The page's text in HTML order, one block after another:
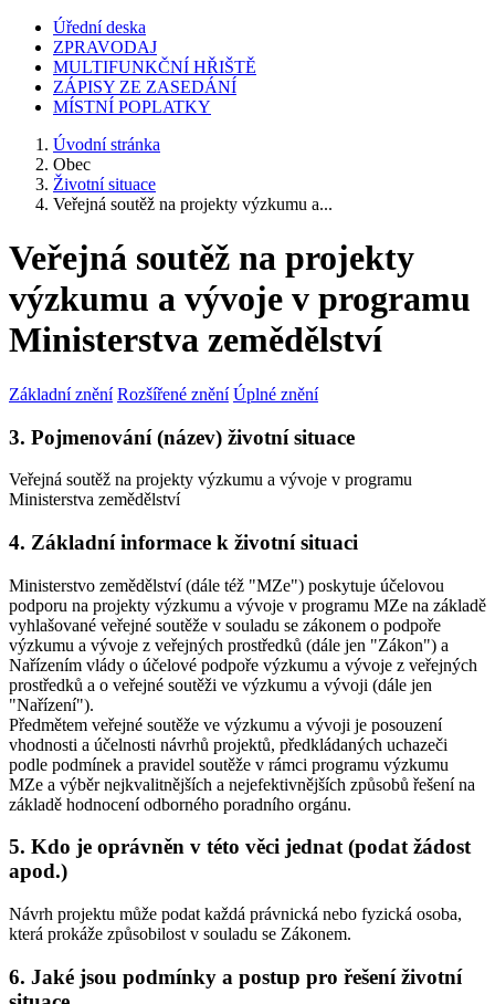
Úřední deska
ZPRAVODAJ
MULTIFUNKČNÍ HŘIŠTĚ
ZÁPISY ZE ZASEDÁNÍ
MÍSTNÍ POPLATKY
Úvodní stránka
Obec
Životní situace
Veřejná soutěž na projekty výzkumu a...
Veřejná soutěž na projekty
výzkumu a vývoje v programu
Ministerstva zemědělství
Základní znění Rozšířené znění Úplné znění
3. Pojmenování (název) životní situace
Veřejná soutěž na projekty výzkumu a vývoje v programu
Ministerstva zemědělství
4. Základní informace k životní situaci
Ministerstvo zemědělství (dále též "MZe") poskytuje účelovou
podporu na projekty výzkumu a vývoje v programu MZe na základě
vyhlašované veřejné soutěže v souladu se zákonem o podpoře
výzkumu a vývoje z veřejných prostředků (dále jen "Zákon") a
Nařízením vlády o účelové podpoře výzkumu a vývoje z veřejných
prostředků a o veřejné soutěži ve výzkumu a vývoji (dále jen
"Nařízení").
Předmětem veřejné soutěže ve výzkumu a vývoji je posouzení
vhodnosti a účelnosti návrhů projektů, předkládaných uchazeči
podle podmínek a pravidel soutěže v rámci programu výzkumu
MZe a výběr nejkvalitnějších a nejefektivnějších způsobů řešení na
základě hodnocení odborného poradního orgánu.
5. Kdo je oprávněn v této věci jednat (podat žádost
apod.)
Návrh projektu může podat každá právnická nebo fyzická osoba,
která prokáže způsobilost v souladu se Zákonem.
6. Jaké jsou podmínky a postup pro řešení životní